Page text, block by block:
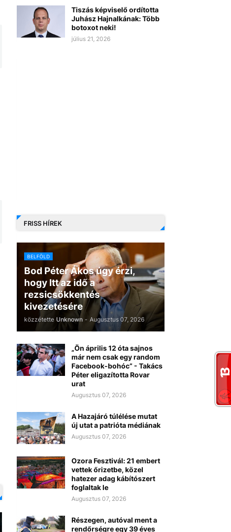
Tiszás képviselő ordította
Juhász Hajnalkának: Több
botoxot neki!
július 21, 2026
FRISS HÍREK
BELFÖLD
Bod Péter Ákos úgy érzi,
hogy Itt az idő a
rezsicsökkentés
kivezetésére
közzétette Unknown - Augusztus 07, 2026
„Ön április 12 óta sajnos
már nem csak egy random
Facebook-bohóc” - Takács
Péter eligazította Rovar
urat
Augusztus 07, 2026
A Hazajáró túlélése mutat
új utat a patrióta médiának
Augusztus 07, 2026
Ozora Fesztivál: 21 embert
vettek őrizetbe, közel
hatezer adag kábítószert
foglaltak le
Augusztus 07, 2026
Részegen, autóval ment a
rendőrségre egy 39 éves